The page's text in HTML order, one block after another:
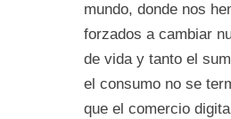
mundo, donde nos
forzados a cambiar
de vida y tanto el
el consumo no se
que el comercio